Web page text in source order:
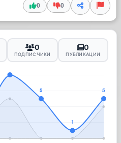
0 0
0
ПОДПИСЧИКИ
0
ПУБЛИКАЦИИ